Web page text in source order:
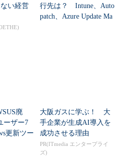
い経営
行先は？ Intune、Auto
patch、Azure Update Ma
廃
ーザー7
更新ツー
大阪ガスに学ぶ！ 大
手企業が生成AI導入を
成功させる理由
PR(ITmedia エンタープライ
ズ)